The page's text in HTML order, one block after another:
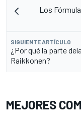
Los
SIGUIENTE ARTÍCULO
¿Por qué la parte
Raikkonen?
MEJORES